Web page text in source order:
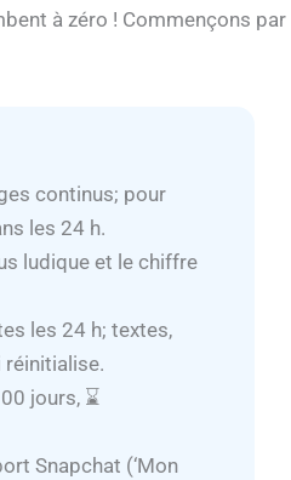
à zéro ! Commençons par
continus; pour
les 24 h.
ludique et le chiffre
les 24 h; textes,
réinitialise.
jours, ⌛
Snapchat (‘Mon